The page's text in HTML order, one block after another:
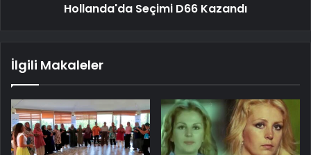
Hollanda'da Seçimi D66 Kazandı
İlgili Makaleler